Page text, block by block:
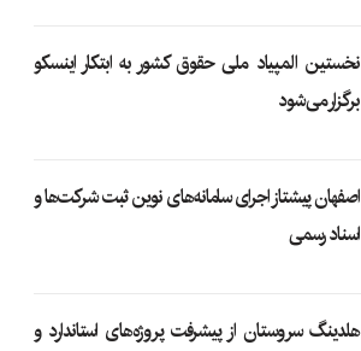
نخستین المپیاد ملی حقوق کشور به ابتکار اینسکو
برگزار می‌شود
اصفهان پیشتاز اجرای سامانه‌های نوین ثبت شرکت‌ها و
اسناد رسمی
هلدینگ سروستان از پیشرفت پروژه‌های استاندارد و